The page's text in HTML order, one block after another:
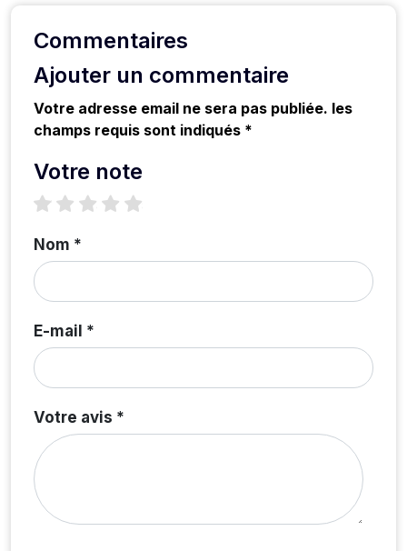
Commentaires
Ajouter un commentaire
Votre adresse email ne sera pas publiée. les
champs requis sont indiqués *
Votre note
4 stars
3 stars
2 stars
1 star
Nom *
E-mail *
Votre avis *